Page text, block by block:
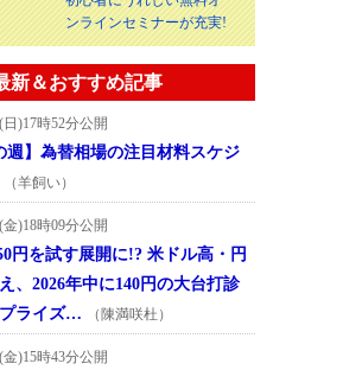
ンラインセミナーが充実!
新＆おすすめ記事
)17時52分公開
週】為替相場の注目材料スケジ
（羊飼い）
)18時09分公開
円を試す展開に!? 米ドル高・円
、2026年中に140円の大台打診
ライズ…
（陳満咲杜）
)15時43分公開